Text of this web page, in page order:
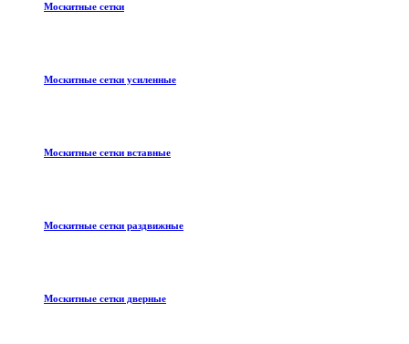
Москитные сетки
Москитные сетки усиленные
Москитные сетки вставные
Москитные сетки раздвижные
Москитные сетки дверные